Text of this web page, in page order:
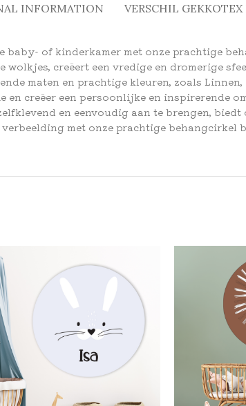
INFORMATION VERSCHIL
baby- of kinderkamer met onze prachtige
creëert een vredige en dromerige
maten en prachtige kleuren, zoals
en creëer een persoonlijke en inspirerende
en eenvoudig aan te brengen,
met onze prachtige behangcirkel